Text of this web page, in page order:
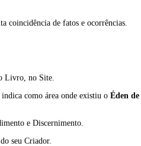
coincidência de fatos e ocorrências.
Livro, no Site.
como área onde existiu o Éden de
e Discernimento.
seu Criador.